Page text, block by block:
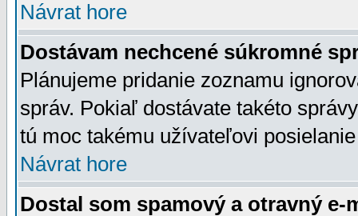
Návrat hore
Dostávam nechcené súkromné
Plánujeme pridanie zoznamu
správ. Pokiaľ dostávate takéto
tú moc takému užívateľovi
Návrat hore
Dostal som spamový a otravný e-